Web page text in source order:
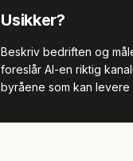
Usikker?
Beskriv bedriften og
foreslår AI-en riktig
byråene som kan levere